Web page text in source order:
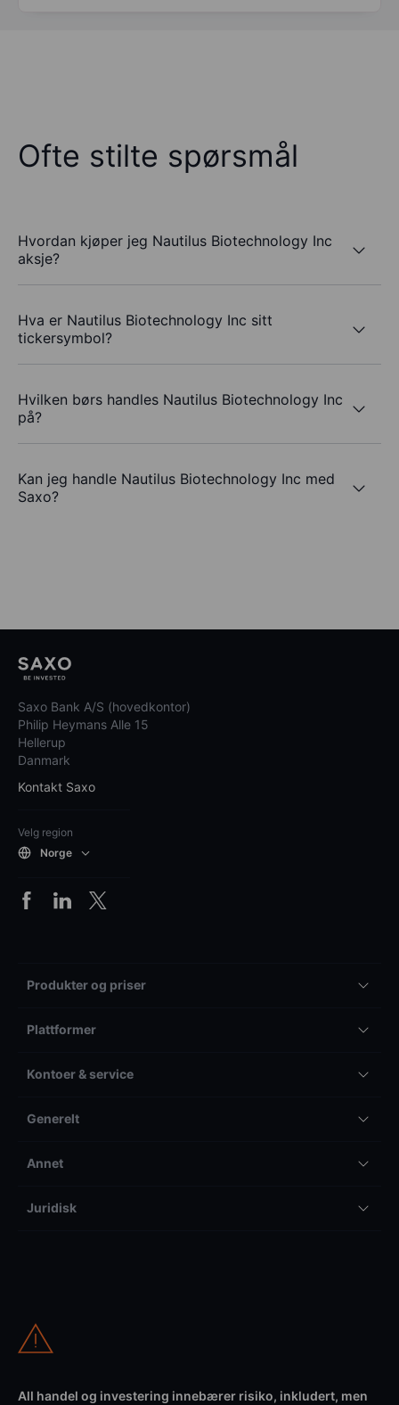
Ofte stilte spørsmål
Hvordan kjøper jeg Nautilus Biotechnology Inc
aksje?
Hva er Nautilus Biotechnology Inc sitt
tickersymbol?
Hvilken børs handles Nautilus Biotechnology Inc
på?
Kan jeg handle Nautilus Biotechnology Inc med
Saxo?
Saxo Bank A/S (hovedkontor)
Philip Heymans Alle 15
Hellerup
Danmark
Kontakt Saxo
Velg region
Norge
Produkter og priser
Plattformer
Kontoer & service
Generelt
Annet
Juridisk
All handel og investering innebærer risiko, inkludert, men